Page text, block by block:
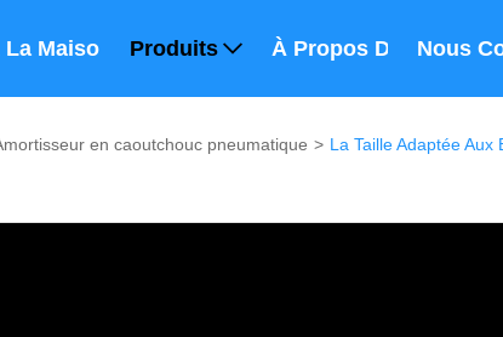
Maison Produits À Propos De Nous
Nous
en caoutchouc pneumatique > La Taille Adaptée